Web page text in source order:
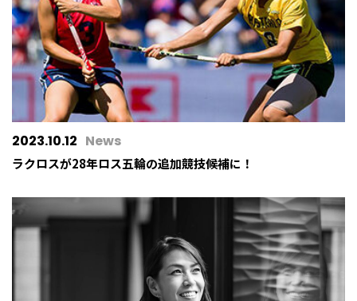
2023.10.12 News
ラクロスが28年ロス五輪の追加競技候補に！